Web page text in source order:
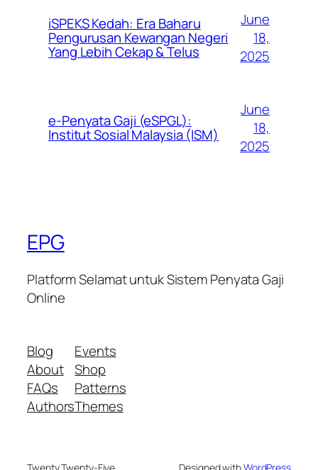
iSPEKS Kedah: Era Baharu
Pengurusan Kewangan Negeri
Yang Lebih Cekap & Telus
June
18,
2025
e-Penyata Gaji (eSPGL):
Institut Sosial Malaysia (ISM)
June
18,
2025
EPG
Platform Selamat untuk Sistem Penyata Gaji
Online
Blog
About
FAQs
Authors
Events
Shop
Patterns
Themes